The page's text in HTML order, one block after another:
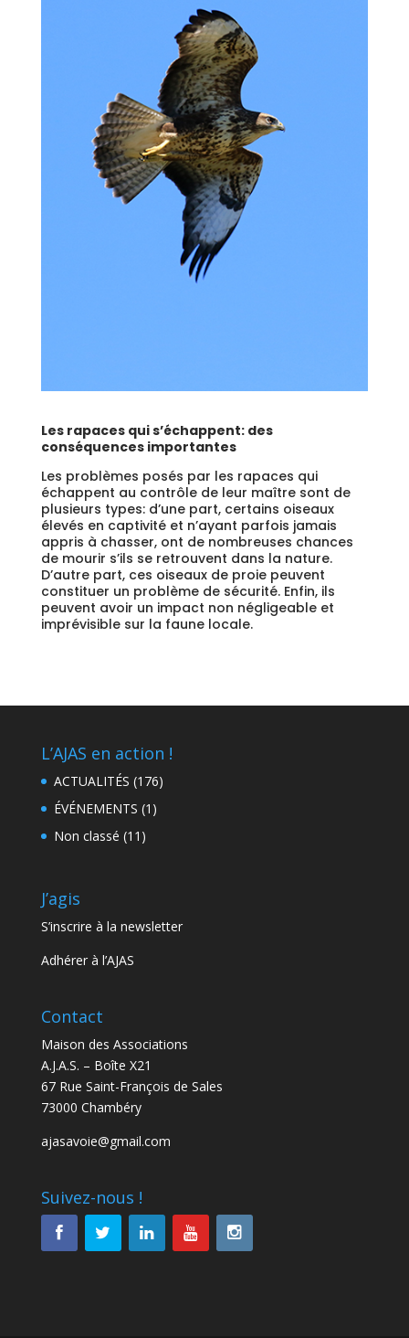
Les rapaces qui s’échappent: des
conséquences importantes
Les problèmes posés par les rapaces qui
échappent au contrôle de leur maître sont de
plusieurs types: d’une part, certains oiseaux
élevés en captivité et n’ayant parfois jamais
appris à chasser, ont de nombreuses chances
de mourir s’ils se retrouvent dans la nature.
D’autre part, ces oiseaux de proie peuvent
constituer un problème de sécurité. Enfin, ils
peuvent avoir un impact non négligeable et
imprévisible sur la faune locale.
L’AJAS en action !
ACTUALITÉS (176)
ÉVÉNEMENTS (1)
Non classé (11)
J’agis
S’inscrire à la newsletter
Adhérer à l’AJAS
Contact
Maison des Associations
A.J.A.S. – Boîte X21
67 Rue Saint-François de Sales
73000 Chambéry
ajasavoie@gmail.com
Suivez-nous !